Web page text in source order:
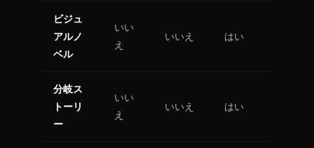
ビジュ
アルノ
ベル
いい
え
いいえ はい
分岐ス
トーリ
ー
いい
え
いいえ はい